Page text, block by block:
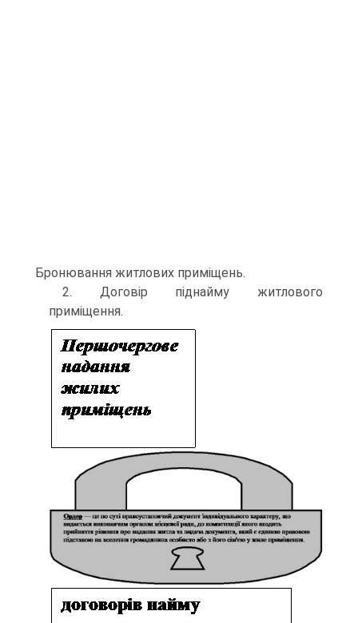
Бронювання житлових приміщень.
2. Договір піднайму житлового
приміщення.